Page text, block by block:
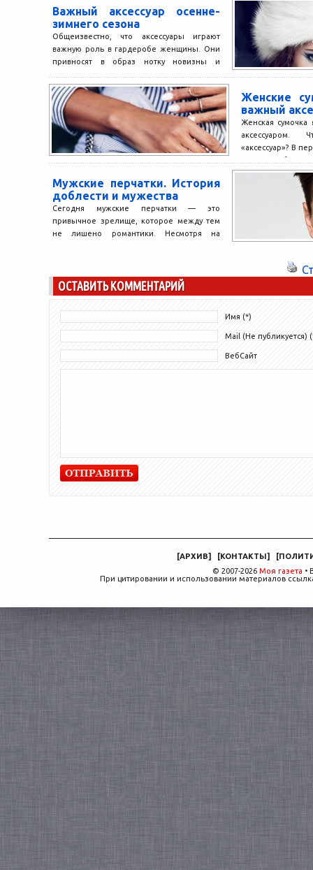
Важный аксессуар осенне-
зимнего сезона
Общеизвестно, что аксессуары играют
важную роль в гардеробе женщины. Они
привносят в образ нотку новизны и
Женские
важный
Женская
аксессуаром.
«аксессуар»? В
это
предмет,
Мужские перчатки. История
доблести и мужества
Сегодня мужские перчатки — это
привычное зрелище, которое между тем
не лишено романтики. Несмотря на
ОСТАВИТЬ КОММЕНТАРИЙ
Имя (*)
Mail (Не публикуется)
ВебСайт
[АРХИВ] [КОНТАКТЫ] [
© 2007-2026 Моя газета •
При цитировании и использовании материалов